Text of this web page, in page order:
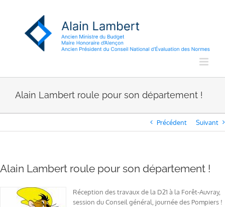
Alain Lambert roule pour son département !
Précédent Suivant
Alain Lambert roule pour son département !
Réception des travaux de la D21 à la Forêt-Auvray,
session du Conseil général, journée des Pompiers !